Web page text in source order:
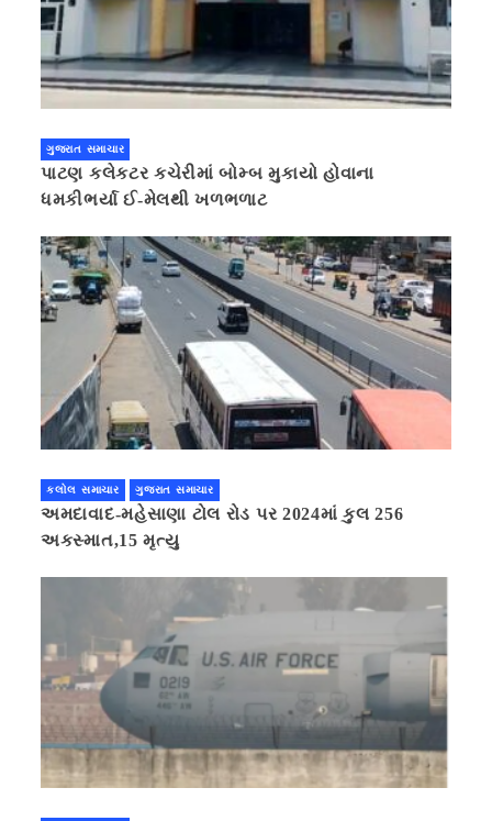
ગુજરાત સમાચાર
પાટણ કલેકટર કચેરીમાં બોમ્બ મુકાયો હોવાના
ધમકીભર્યા ઈ-મેલથી ખળભળાટ
કલોલ સમાચાર ગુજરાત સમાચાર
અમદાવાદ-મહેસાણા ટોલ રોડ પર 2024માં કુલ 256
અકસ્માત,15 મૃત્યુ